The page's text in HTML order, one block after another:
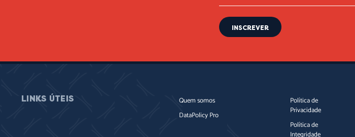
INSCREVER
LINKS ÚTEIS
Quem somos
DataPolicy Pro
Política de
Privacidade
Política de
Integridade